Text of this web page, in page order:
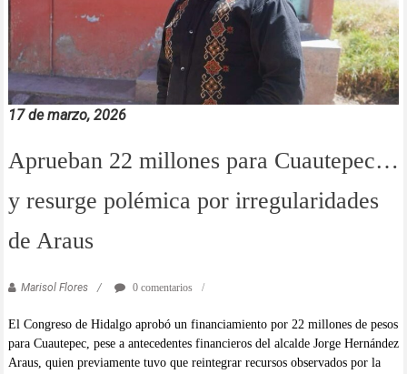
17 de marzo, 2026
Aprueban 22 millones para Cuautepec…
y resurge polémica por irregularidades
de Araus
Marisol Flores 0 comentarios
El Congreso de Hidalgo aprobó un financiamiento por 22 millones de pesos
para Cuautepec, pese a antecedentes financieros del alcalde Jorge Hernández
Araus, quien previamente tuvo que reintegrar recursos observados por la